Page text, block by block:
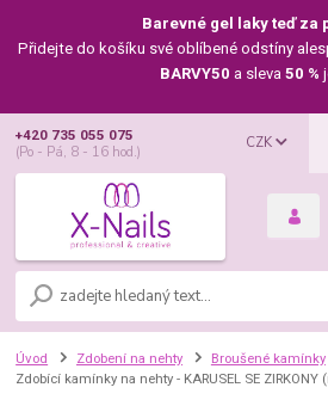
Barevné gel laky teď za
Přidejte do košíku své oblíbené odstíny
BARVY50 a sleva 50 %
CZK
+420 735 055 075
(Po - Pá, 8 - 16 hod.)
Úvod Zdobení na nehty Broušené kamínky
Zdobící kamínky na nehty - KARUSEL SE